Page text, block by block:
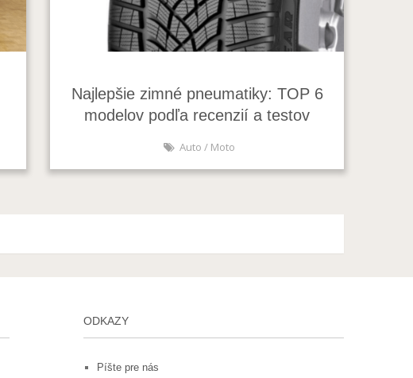
Najlepšie zimné pneumatiky: TOP 6
modelov podľa recenzií a testov
Auto / Moto
ODKAZY
Píšte pre nás